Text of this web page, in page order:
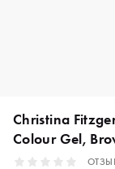
Christina
Colour Gel,